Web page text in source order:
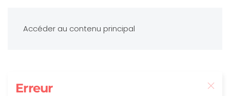
Accéder au contenu principal
Erreur